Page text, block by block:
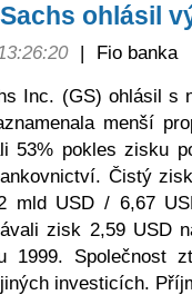
ohlásil
|
Fio banka
Inc. (GS) ohlásil s
menší
53% pokles zisku
Čistý
mld USD / 6,67
zisk 2,59 USD
1999. Společnost
investicích.